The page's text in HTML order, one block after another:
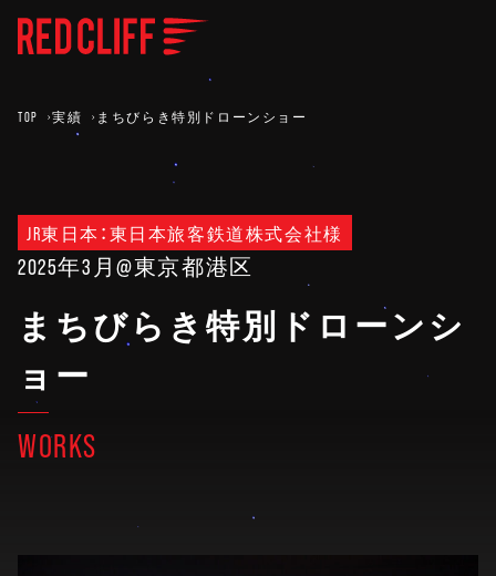
TOP 実績 まちびらき特別ドローンショー
JR東日本：東日本旅客鉄道株式会社様
2025年3月@東京都港区
まちびらき特別ドローンシ
ョー
WORKS